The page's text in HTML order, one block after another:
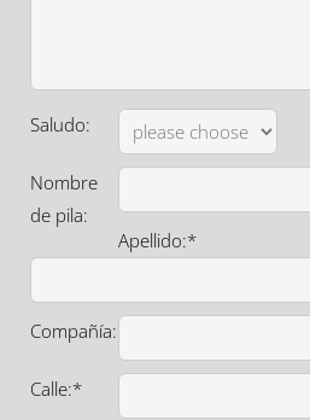
Saludo:
Nombre
de pila:
Apellido:*
Compañía:*
Calle:*